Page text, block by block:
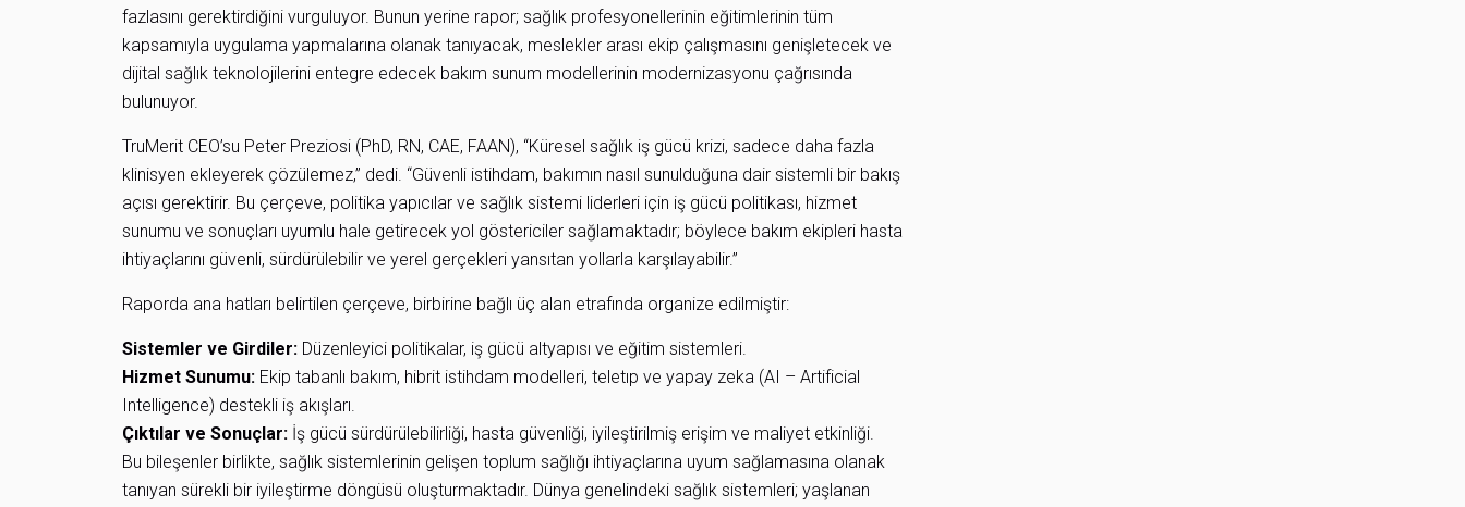
fazlasını gerektirdiğini vurguluyor. Bunun yerine rapor; sağlık profesyonellerinin eğitimlerinin tüm
kapsamıyla uygulama yapmalarına olanak tanıyacak, meslekler arası ekip çalışmasını genişletecek ve
dijital sağlık teknolojilerini entegre edecek bakım sunum modellerinin modernizasyonu çağrısında
bulunuyor.
TruMerit CEO’su Peter Preziosi (PhD, RN, CAE, FAAN), “Küresel sağlık iş gücü krizi, sadece daha fazla
klinisyen ekleyerek çözülemez,” dedi. “Güvenli istihdam, bakımın nasıl sunulduğuna dair sistemli bir bakış
açısı gerektirir. Bu çerçeve, politika yapıcılar ve sağlık sistemi liderleri için iş gücü politikası, hizmet
sunumu ve sonuçları uyumlu hale getirecek yol göstericiler sağlamaktadır; böylece bakım ekipleri hasta
ihtiyaçlarını güvenli, sürdürülebilir ve yerel gerçekleri yansıtan yollarla karşılayabilir.”
Raporda ana hatları belirtilen çerçeve, birbirine bağlı üç alan etrafında organize edilmiştir:
Sistemler ve Girdiler: Düzenleyici politikalar, iş gücü altyapısı ve eğitim sistemleri.
Hizmet Sunumu: Ekip tabanlı bakım, hibrit istihdam modelleri, teletıp ve yapay zeka (AI – Artificial
Intelligence) destekli iş akışları.
Çıktılar ve Sonuçlar: İş gücü sürdürülebilirliği, hasta güvenliği, iyileştirilmiş erişim ve maliyet etkinliği.
Bu bileşenler birlikte, sağlık sistemlerinin gelişen toplum sağlığı ihtiyaçlarına uyum sağlamasına olanak
tanıyan sürekli bir iyileştirme döngüsü oluşturmaktadır. Dünya genelindeki sağlık sistemleri; yaşlanan